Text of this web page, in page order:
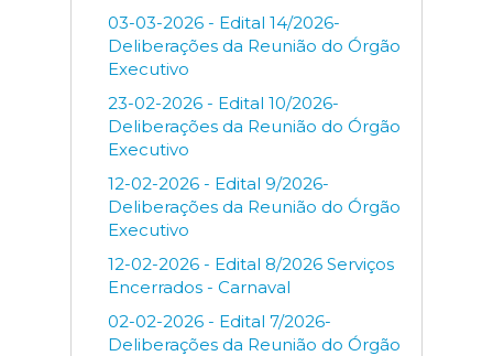
03-03-2026 - Edital 14/2026-
Deliberações da Reunião do Órgão
Executivo
23-02-2026 - Edital 10/2026-
Deliberações da Reunião do Órgão
Executivo
12-02-2026 - Edital 9/2026-
Deliberações da Reunião do Órgão
Executivo
12-02-2026 - Edital 8/2026 Serviços
Encerrados - Carnaval
02-02-2026 - Edital 7/2026-
Deliberações da Reunião do Órgão